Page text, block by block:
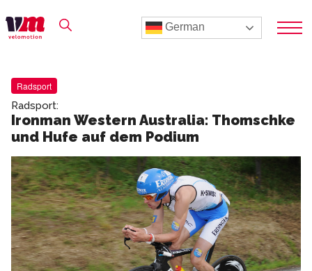
German
Radsport
Radsport:
Ironman Western Australia: Thomschke
und Hufe auf dem Podium